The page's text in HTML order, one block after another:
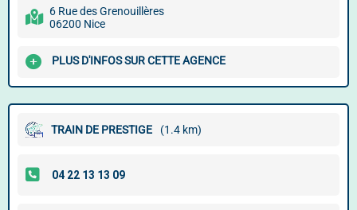
6 Rue des Grenouillères
06200 Nice
PLUS D'INFOS SUR CETTE AGENCE
TRAIN DE PRESTIGE (1.4 km)